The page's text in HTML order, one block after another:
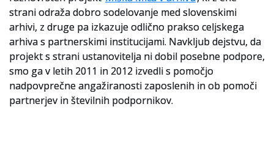
strani odraža dobro sodelovanje med slovenskimi
arhivi, z druge pa izkazuje odlično prakso celjskega
arhiva s partnerskimi institucijami. Navkljub dejstvu, da
projekt s strani ustanovitelja ni dobil posebne podpore,
smo ga v letih 2011 in 2012 izvedli s pomočjo
nadpovprečne angažiranosti zaposlenih in ob pomoči
partnerjev in številnih podpornikov.